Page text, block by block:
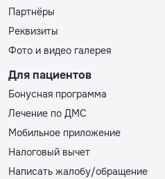
Партнёры
Реквизиты
Фото и видео галерея
Для пациентов
Бонусная программа
Лечение по ДМС
Мобильное приложение
Налоговый вычет
Написать жалобу/обращение